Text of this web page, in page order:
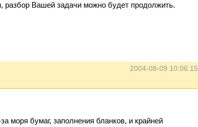
разбор Вашей задачи можно будет продолжить.
2004-08-09 10:06:15
моря бумаг, заполнения бланков, и крайней